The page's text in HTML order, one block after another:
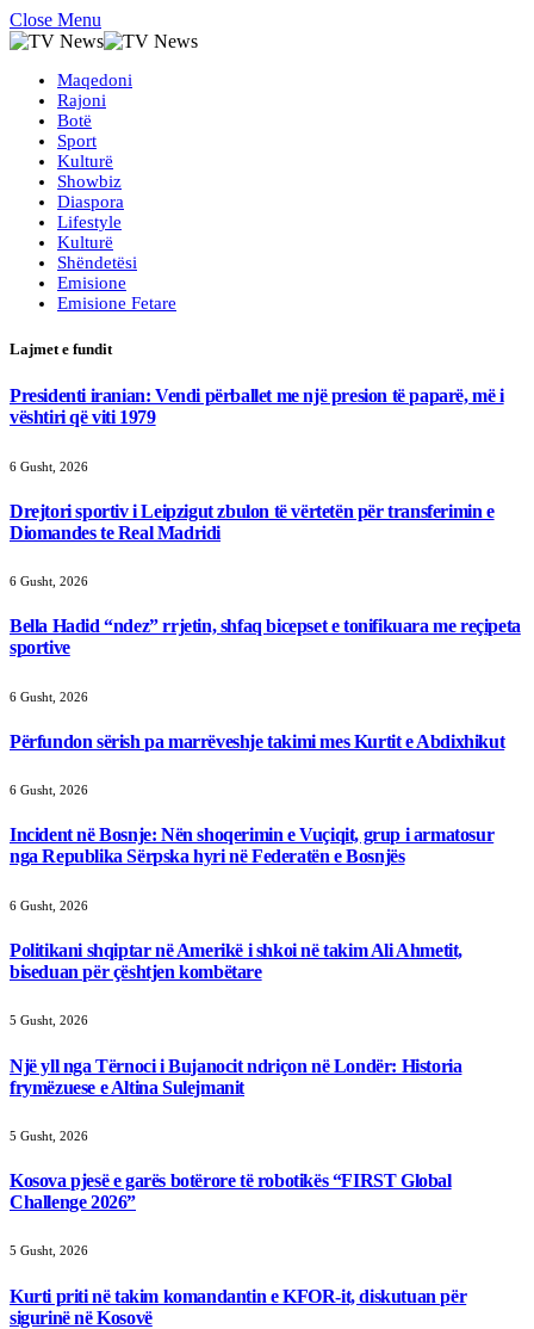
Close Menu
Maqedoni
Rajoni
Botë
Sport
Kulturë
Showbiz
Diaspora
Lifestyle
Kulturë
Shëndetësi
Emisione
Emisione Fetare
Lajmet e fundit
Presidenti iranian: Vendi përballet me një presion të paparë, më i
vështiri që viti 1979
6 Gusht, 2026
Drejtori sportiv i Leipzigut zbulon të vërtetën për transferimin e
Diomandes te Real Madridi
6 Gusht, 2026
Bella Hadid “ndez” rrjetin, shfaq bicepset e tonifikuara me reçipeta
sportive
6 Gusht, 2026
Përfundon sërish pa marrëveshje takimi mes Kurtit e Abdixhikut
6 Gusht, 2026
Incident në Bosnje: Nën shoqerimin e Vuçiqit, grup i armatosur
nga Republika Sërpska hyri në Federatën e Bosnjës
6 Gusht, 2026
Politikani shqiptar në Amerikë i shkoi në takim Ali Ahmetit,
biseduan për çështjen kombëtare
5 Gusht, 2026
Një yll nga Tërnoci i Bujanocit ndriçon në Londër: Historia
frymëzuese e Altina Sulejmanit
5 Gusht, 2026
Kosova pjesë e garës botërore të robotikës “FIRST Global
Challenge 2026”
5 Gusht, 2026
Kurti priti në takim komandantin e KFOR-it, diskutuan për
sigurinë në Kosovë